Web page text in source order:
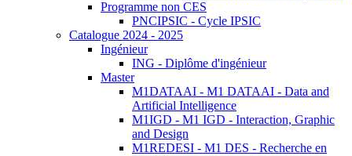
Programme non CES
PNCIPSIC - Cycle IPSIC
Catalogue 2024 - 2025
Ingénieur
ING - Diplôme d'ingénieur
Master
M1DATAAI - M1 DATAAI - Data and
Artificial Intelligence
M1IGD - M1 IGD - Interaction, Graphic
and Design
M1REDESI - M1 DES - Recherche en